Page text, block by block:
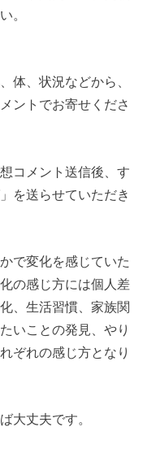
。
体、状況などから、
ントでお寄せくださ
コメント送信後、す
を送らせていただき
で変化を感じていた
の感じ方には個人差
、生活習慣、家族関
いことの発見、やり
ぞれの感じ方となり
大丈夫です。